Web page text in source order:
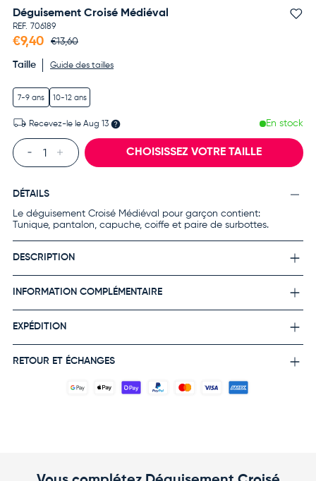
Déguisement Croisé Médiéval
REF. 706189
€9,40 €13,60
Taille Guide des tailles
7-9 ans 10-12 ans
En stock
Recevez-le le Aug 13
Qté
CHOISISSEZ VOTRE TAILLE
DÉTAILS
Le déguisement Croisé Médiéval pour garçon contient:
Tunique, pantalon, capuche, coiffe et paire de surbottes.
DESCRIPTION
INFORMATION COMPLÉMENTAIRE
EXPÉDITION
RETOUR ET ÉCHANGES